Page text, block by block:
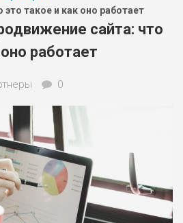
такое и как оно работает
сайта: что
работает
0